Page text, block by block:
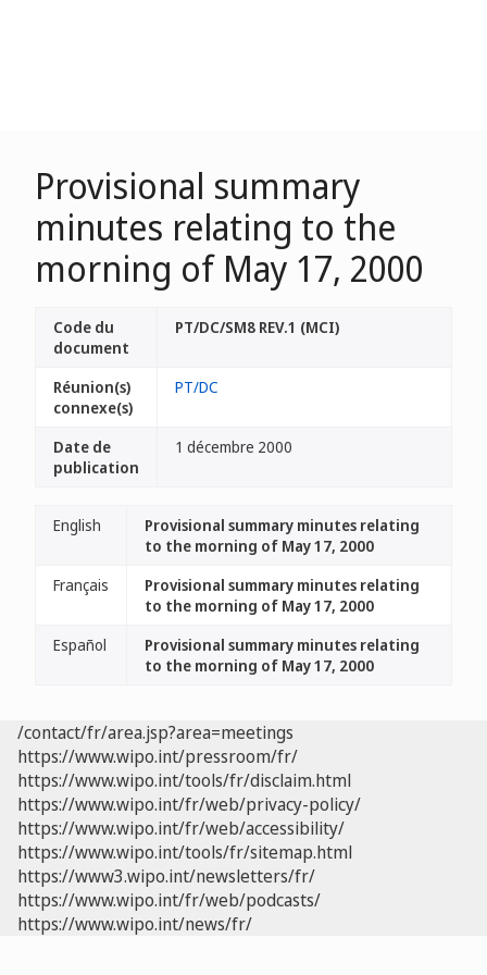
Provisional summary
minutes relating to the
morning of May 17, 2000
Code du
document
PT/DC/SM8 REV.1 (MCI)
Réunion(s)
connexe(s)
PT/DC
Date de
publication
1 décembre 2000
English
Provisional summary minutes relating
to the morning of May 17, 2000
Français
Provisional summary minutes relating
to the morning of May 17, 2000
Español
Provisional summary minutes relating
to the morning of May 17, 2000
/contact/fr/area.jsp?area=meetings
https://www.wipo.int/pressroom/fr/
https://www.wipo.int/tools/fr/disclaim.html
https://www.wipo.int/fr/web/privacy-policy/
https://www.wipo.int/fr/web/accessibility/
https://www.wipo.int/tools/fr/sitemap.html
https://www3.wipo.int/newsletters/fr/
https://www.wipo.int/fr/web/podcasts/
https://www.wipo.int/news/fr/